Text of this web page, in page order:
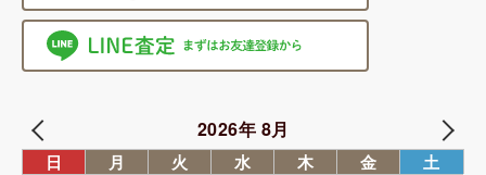
2026年 8月
日 月 火 水 木 金 土